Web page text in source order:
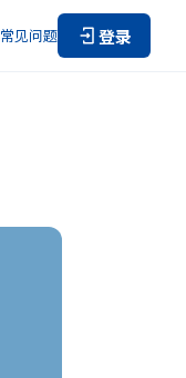
常见问题 登录